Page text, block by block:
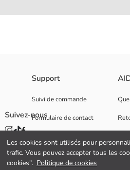
Les cookies sont utilisés pour
trafic. Vous pouvez accepter tous les
cookies". Politique de cookies
Pays d’origine:
Marque:
Genre:
Coupe:
Tissu:
Détail de la doublure:
Support
Suivi de commande
Formulaire de contact
Suivez-nous